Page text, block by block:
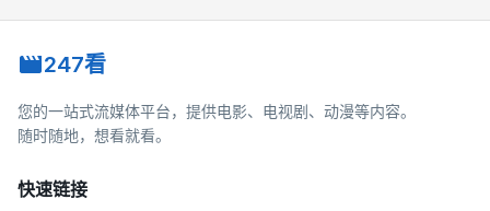
247看
您的一站式流媒体平台，提供电影、电视剧、动漫等内容。
随时随地，想看就看。
快速链接